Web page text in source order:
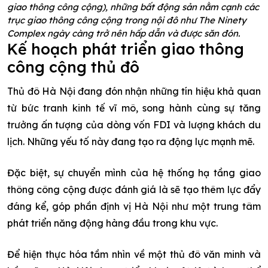
giao thông công cộng), những bất động sản nằm cạnh các
trục giao thông công cộng trong nội đô như The Ninety
Complex ngày càng trở nên hấp dẫn và được săn đón.
Kế hoạch phát triển giao thông
công cộng thủ đô
Thủ đô Hà Nội đang đón nhận những tín hiệu khả quan
từ bức tranh kinh tế vĩ mô, song hành cùng sự tăng
trưởng ấn tượng của dòng vốn FDI và lượng khách du
lịch. Những yếu tố này đang tạo ra động lực mạnh mẽ.
Đặc biệt, sự chuyển mình của hệ thống hạ tầng giao
thông công cộng được đánh giá là sẽ tạo thêm lực đẩy
đáng kể, góp phần định vị Hà Nội như một trung tâm
phát triển năng động hàng đầu trong khu vực.
Để hiện thực hóa tầm nhìn về một thủ đô văn minh và